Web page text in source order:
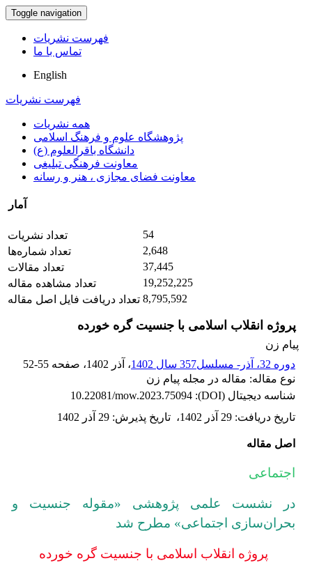
Toggle navigation
فهرست نشریات
تماس با ما
English
فهرست نشریات
همه نشریات
پژوهشگاه علوم و فرهنگ اسلامی
دانشگاه باقرالعلوم (ع)
معاونت فرهنگی تبلیغی
معاونت فضای مجازی ، هنر و رسانه
آمار
تعداد نشریات
54
تعداد شماره‌ها
2,648
تعداد مقالات
37,445
تعداد مشاهده مقاله
19,252,225
تعداد دریافت فایل اصل مقاله 8,795,592
پروژه انقلاب اسلامی با جنسیت گره خورده
پیام زن
دوره 32، آذر- مسلسل357 سال 1402
، آذر 1402 ، صفحه 52-55
نوع مقاله: مقاله در مجله پیام زن
شناسه دیجیتال (DOI):
10.22081/mow.2023.75094
تاریخ دریافت: 29 آذر 1402 ، تاریخ پذیرش: 29 آذر 1402
اصل مقاله
اجتماعی
در نشست علمی پژوهشی «مقوله جنسیت و
بحران‌سازی اجتماعی» مطرح شد
پروژه انقلاب اسلامی با جنسیت گره خورده